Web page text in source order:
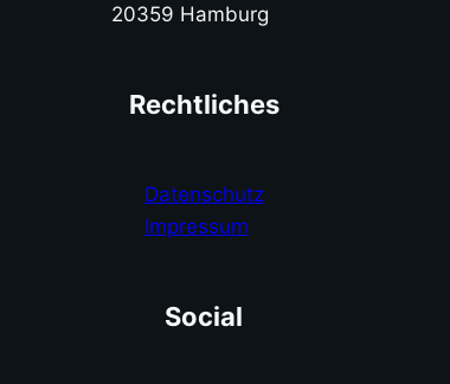
20359 Hamburg
Rechtliches
Datenschutz
Impressum
Social